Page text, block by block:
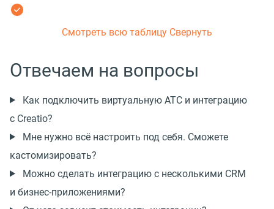
Смотреть всю таблицу Свернуть
Отвечаем на вопросы
Как подключить виртуальную АТС и интеграцию
с Creatio?
Мне нужно всё настроить под себя. Сможете
кастомизировать?
Можно сделать интеграцию с несколькими CRM
и бизнес-приложениями?